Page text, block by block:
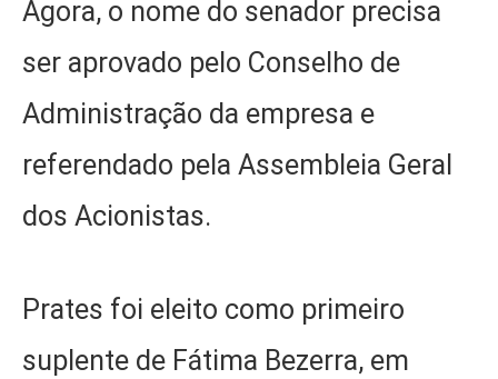
Agora, o nome do senador precisa
ser aprovado pelo Conselho de
Administração da empresa e
referendado pela Assembleia Geral
dos Acionistas.
Prates foi eleito como primeiro
suplente de Fátima Bezerra, em